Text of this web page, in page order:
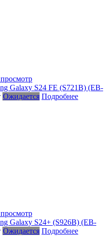
Galaxy S24 FE (S721B) (EB-
Ожидается Подробнее
Galaxy S24+ (S926B) (EB-
Ожидается Подробнее